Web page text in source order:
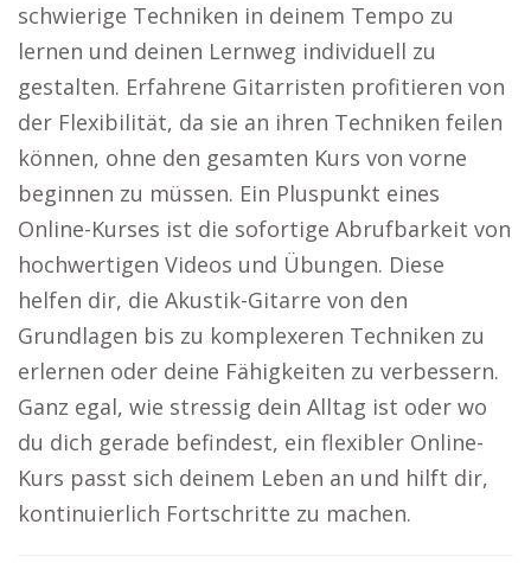
schwierige Techniken in deinem Tempo zu
lernen und deinen Lernweg individuell zu
gestalten. Erfahrene Gitarristen profitieren von
der Flexibilität, da sie an ihren Techniken feilen
können, ohne den gesamten Kurs von vorne
beginnen zu müssen. Ein Pluspunkt eines
Online-Kurses ist die sofortige Abrufbarkeit von
hochwertigen Videos und Übungen. Diese
helfen dir, die Akustik-Gitarre von den
Grundlagen bis zu komplexeren Techniken zu
erlernen oder deine Fähigkeiten zu verbessern.
Ganz egal, wie stressig dein Alltag ist oder wo
du dich gerade befindest, ein flexibler Online-
Kurs passt sich deinem Leben an und hilft dir,
kontinuierlich Fortschritte zu machen.